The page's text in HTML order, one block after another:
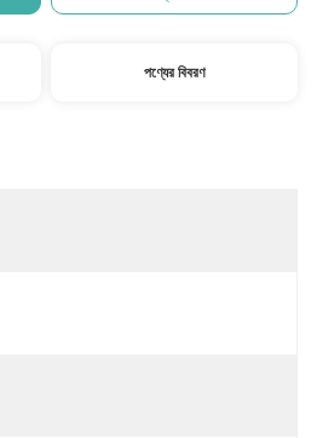
পণ্যের বিবরণ